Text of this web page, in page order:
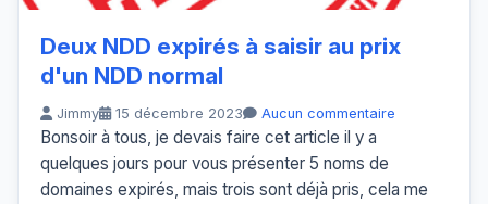
Deux NDD expirés à saisir au prix
d'un NDD normal
Jimmy 15 décembre 2023 Aucun commentaire
Bonsoir à tous, je devais faire cet article il y a
quelques jours pour vous présenter 5 noms de
domaines expirés, mais trois sont déjà pris, cela me